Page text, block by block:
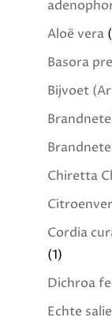
Aloë vera
Basora
Bijvoet
Chiretta
Cordia
(1)
Dichroa
Echte